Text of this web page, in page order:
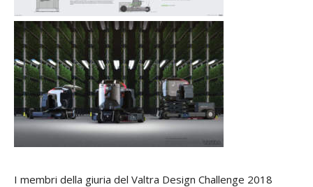
I membri della giuria del Valtra Design Challenge 2018